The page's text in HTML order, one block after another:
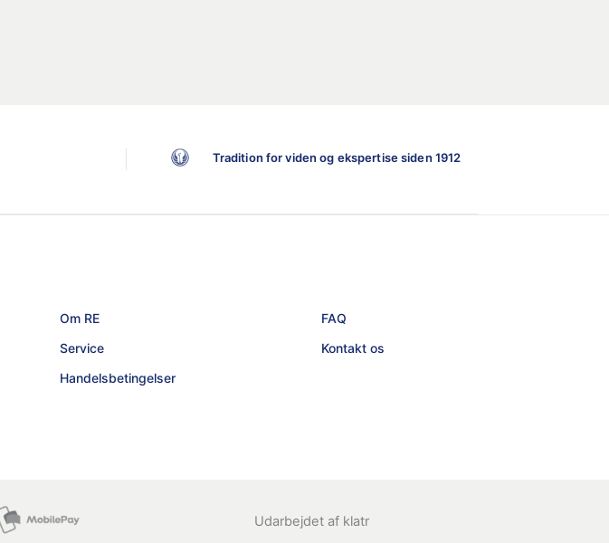
Tradition for viden og ekspertise siden 1912
Om RE
Service
Handelsbetingelser
FAQ
Kontakt os
Udarbejdet af klatr